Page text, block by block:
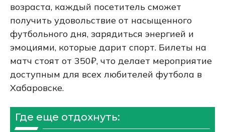
возраста, каждый посетитель сможет
получить удовольствие от насыщенного
футбольного дня, зарядиться энергией и
эмоциями, которые дарит спорт. Билеты на
матч стоят от 350₽, что делает мероприятие
доступным для всех любителей футбола в
Хабаровске.
Где еще отдохнуть: